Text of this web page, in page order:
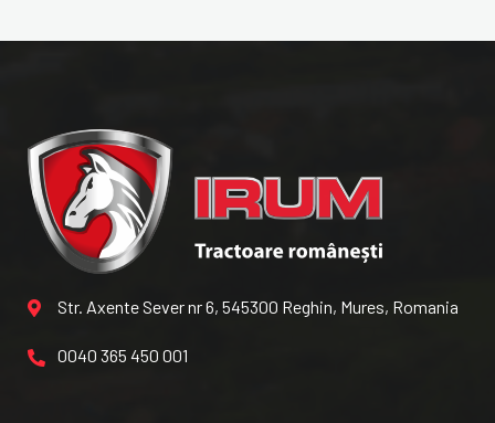
Str. Axente Sever nr 6, 545300 Reghin, Mures, Romania
0040 365 450 001